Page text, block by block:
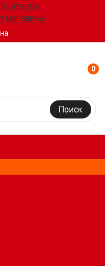
Контакты
магазины
Поиск
0